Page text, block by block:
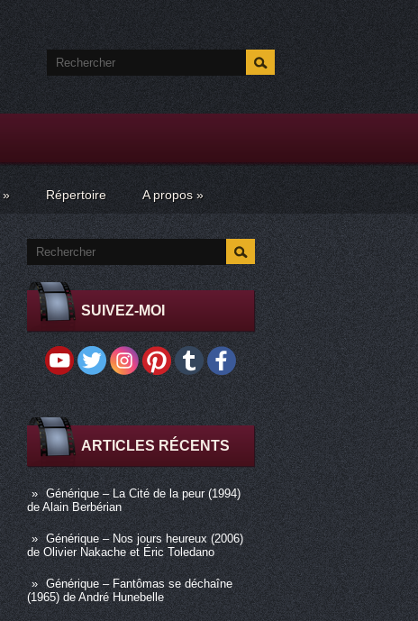
» Répertoire A propos »
SUIVEZ-MOI
ARTICLES RÉCENTS
Générique – La Cité de la peur (1994)
de Alain Berbérian
Générique – Nos jours heureux (2006)
de Olivier Nakache et Éric Toledano
Générique – Fantômas se déchaîne
(1965) de André Hunebelle